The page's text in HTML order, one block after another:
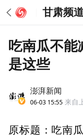
甘肃频
吃南瓜不
是这些
澎湃新闻
06-03 15:55 来自
原标题：吃南